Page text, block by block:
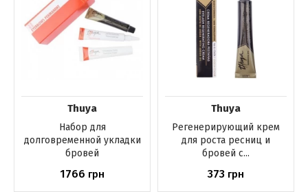
Thuya
Набор для
долговременной укладки
бровей
1766 грн
Thuya
Регенерирующий крем
для роста ресниц и
бровей с...
373 грн